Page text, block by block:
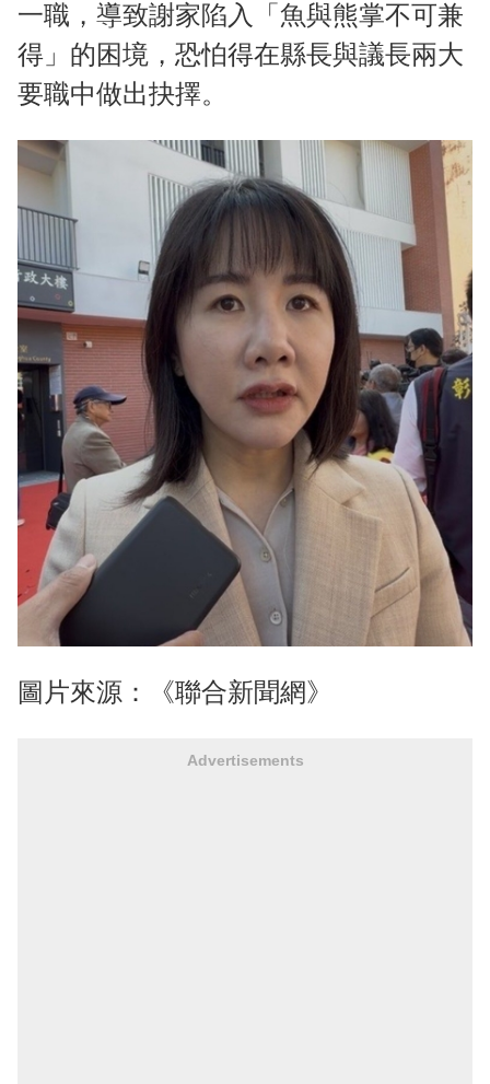
一職，導致謝家陷入「魚與熊掌不可兼
得」的困境，恐怕得在縣長與議長兩大
要職中做出抉擇。
圖片來源：《聯合新聞網》
Advertisements